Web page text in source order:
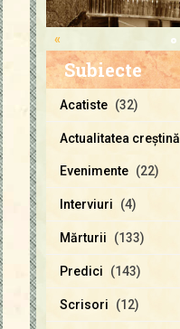
«
Subiecte
Acatiste (32)
Actualitatea creştină
Evenimente (22)
Interviuri (4)
Mărturii (133)
Predici (143)
Scrisori (12)